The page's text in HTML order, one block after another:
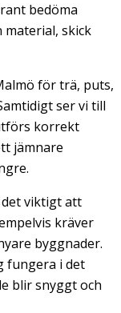
bedöma
skick
för trä, puts,
ser vi till
korrekt
jämnare
viktigt att
kräver
byggnader.
fungera i det
blir snyggt och